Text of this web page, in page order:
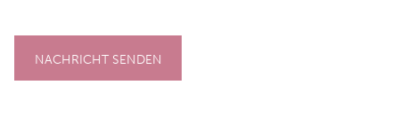
NACHRICHT SENDEN